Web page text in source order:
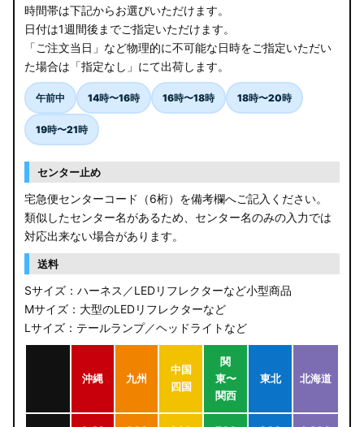
ZCEDS/ZDEDS/ZCDDS/ZDDDS スイフト
AZSH36W/AZSH37W クラウンスポーツ
LA400K コペン
汎用LEDバルブ
アウトレット
JB64W/JB74W/JC74W ジムニー/シエラ/ノマド
時間帯は下記からお選びいただけます。
日付は1週間後までご指定いただけます。
「ご注文当日」など物理的に不可能な日時をご指定いただい
た場合は「指定なし」にて出荷します。
午前中 14時〜16時 16時〜18時 18時〜20時
19時〜21時
センター止め
宅急便センターコード（6桁）を備考欄へご記入ください。
類似したセンター名があるため、センター名のみの入力では
対応出来ない場合があります。
送料
Sサイズ：ハーネス／LEDリフレクターなど小型商品
Mサイズ：大型のLEDリフレクターなど
Lサイズ：テールランプ／ヘッドライトなど
沖縄 九州
中国
四国
関
東〜
関西
東北 北海道